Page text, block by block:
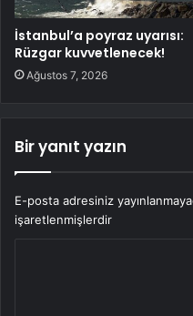
İstanbul’a poyraz uyarısı:
Rüzgar kuvvetlenecek!
Ağustos 7, 2026
Bir yanıt yazın
E-posta adresiniz
işaretlenmişlerdir